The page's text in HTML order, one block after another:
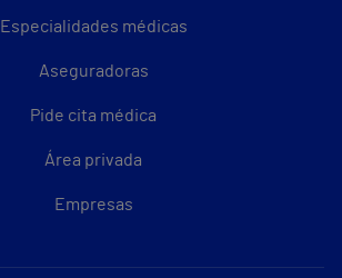
Especialidades médicas
Aseguradoras
Pide cita médica
Área privada
Empresas